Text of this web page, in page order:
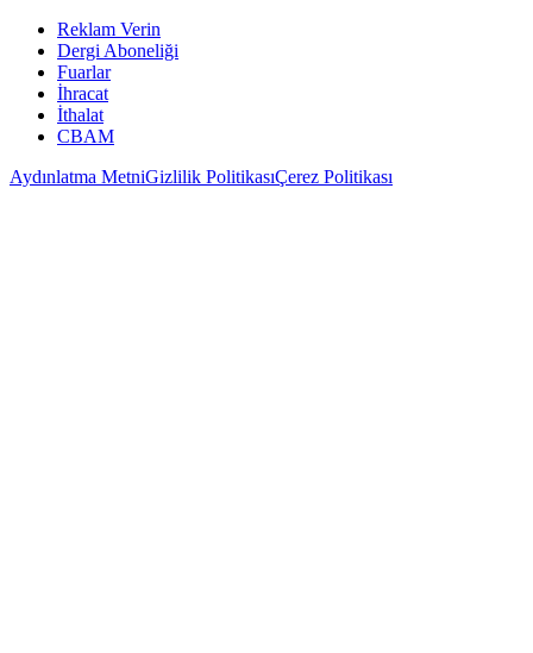
Reklam Verin
Dergi Aboneliği
Fuarlar
İhracat
İthalat
CBAM
Aydınlatma MetniGizlilik PolitikasıÇerez Politikası